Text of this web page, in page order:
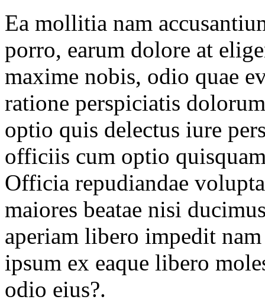
Ea mollitia nam
porro, earum dolore at
maxime nobis, odio quae
ratione perspiciatis
optio quis delectus iure
officiis cum optio
Officia repudiandae
maiores beatae nisi
aperiam libero impedit
ipsum ex eaque libero
odio eius?.